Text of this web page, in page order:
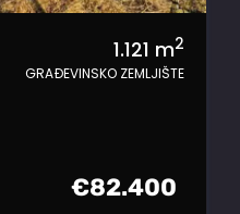
1.121 m2
GRAĐEVINSKO ZEMLJIŠTE
€82.400